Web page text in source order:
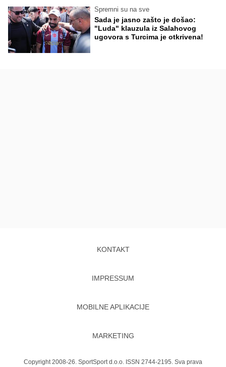
Spremni su na sve
Sada je jasno zašto je došao:
"Luda" klauzula iz Salahovog
ugovora s Turcima je otkrivena!
KONTAKT
IMPRESSUM
MOBILNE APLIKACIJE
MARKETING
Copyright 2008-26. SportSport d.o.o. ISSN 2744-2195. Sva prava